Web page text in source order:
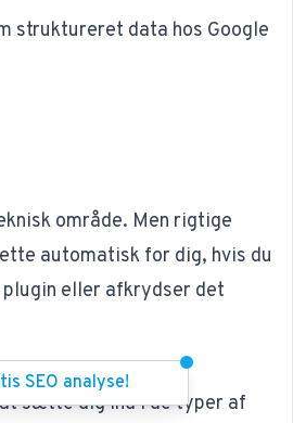
SEO analyse!
struktureret data hos Google
område. Men rigtige
automatisk for dig, hvis du
eller afkrydser det
sætte dig ind i de typer af